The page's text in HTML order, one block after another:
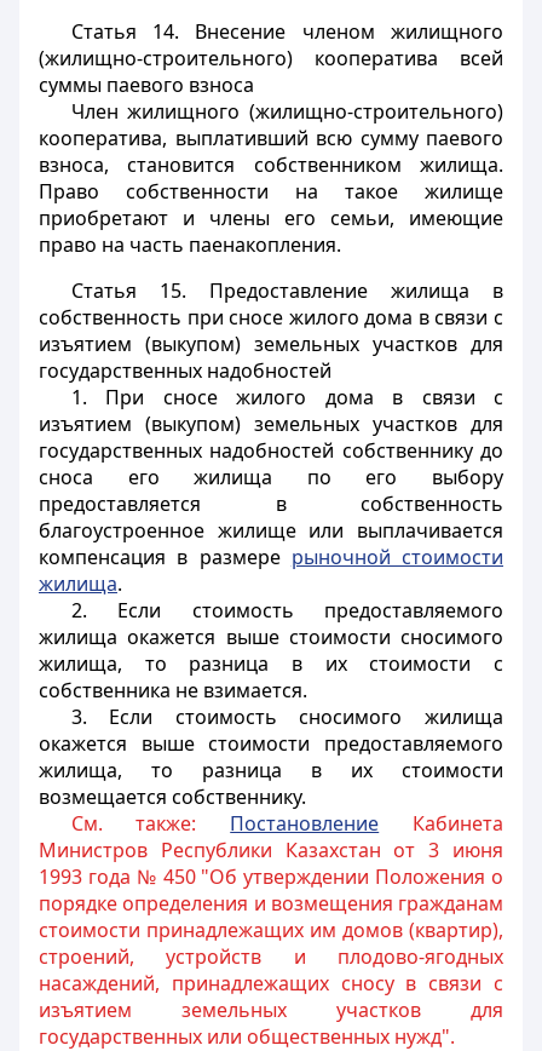
Статья 14. Внесение членом жилищного
(жилищно-строительного) кооператива всей
суммы паевого взноса
Член жилищного (жилищно-строительного)
кооператива, выплативший всю сумму паевого
взноса, становится собственником жилища.
Право собственности на такое жилище
приобретают и члены его семьи, имеющие
право на часть паенакопления.
Статья 15. Предоставление жилища в
собственность при сносе жилого дома в связи с
изъятием (выкупом) земельных участков для
государственных надобностей
1. При сносе жилого дома в связи с
изъятием (выкупом) земельных участков для
государственных надобностей собственнику до
сноса его жилища по его выбору
предоставляется в собственность
благоустроенное жилище или выплачивается
компенсация в размере рыночной стоимости
жилища.
2. Если стоимость предоставляемого
жилища окажется выше стоимости сносимого
жилища, то разница в их стоимости с
собственника не взимается.
3. Если стоимость сносимого жилища
окажется выше стоимости предоставляемого
жилища, то разница в их стоимости
возмещается собственнику.
См. также: Постановление Кабинета
Министров Республики Казахстан от 3 июня
1993 года № 450 "Об утверждении Положения о
порядке определения и возмещения гражданам
стоимости принадлежащих им домов (квартир),
строений, устройств и плодово-ягодных
насаждений, принадлежащих сносу в связи с
изъятием земельных участков для
государственных или общественных нужд".